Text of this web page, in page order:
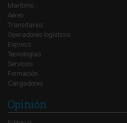
Marítimo
Aéreo
Transitarios
Operadores logísticos
Express
Tecnologías
Servicios
Formación
Cargadores
Opinión